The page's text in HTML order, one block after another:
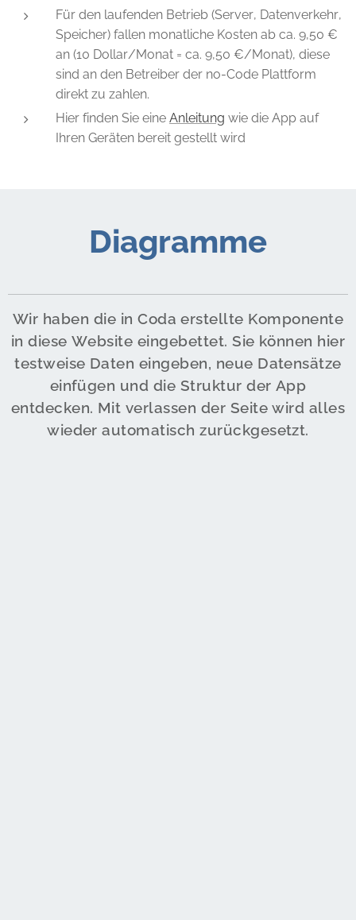
Für den laufenden Betrieb (Server, Datenverkehr,
Speicher) fallen monatliche Kosten ab ca. 9,50 €
an (10 Dollar/Monat = ca. 9,50 €/Monat), diese
sind an den Betreiber der no-Code Plattform
direkt zu zahlen.
Hier finden Sie eine Anleitung wie die App auf
Ihren Geräten bereit gestellt wird
Diagramme
Wir haben die in Coda erstellte Komponente
in diese Website eingebettet. Sie können hier
testweise Daten eingeben, neue Datensätze
einfügen und die Struktur der App
entdecken. Mit verlassen der Seite wird alles
wieder automatisch zurückgesetzt.